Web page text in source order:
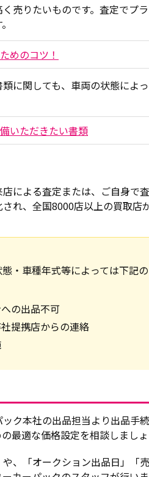
売りたいものです。査定でプ
めのコツ！
に関しても、車両の状態によ
いただきたい書類
による査定または、ご自身で
れ、全国8000店以上の買取店
・車種年式等によっては下記
の出品不可
提携店からの連絡
ク本社の出品担当より出品手
最適な価格設定を相談しましょ
や、「オークション出品日」